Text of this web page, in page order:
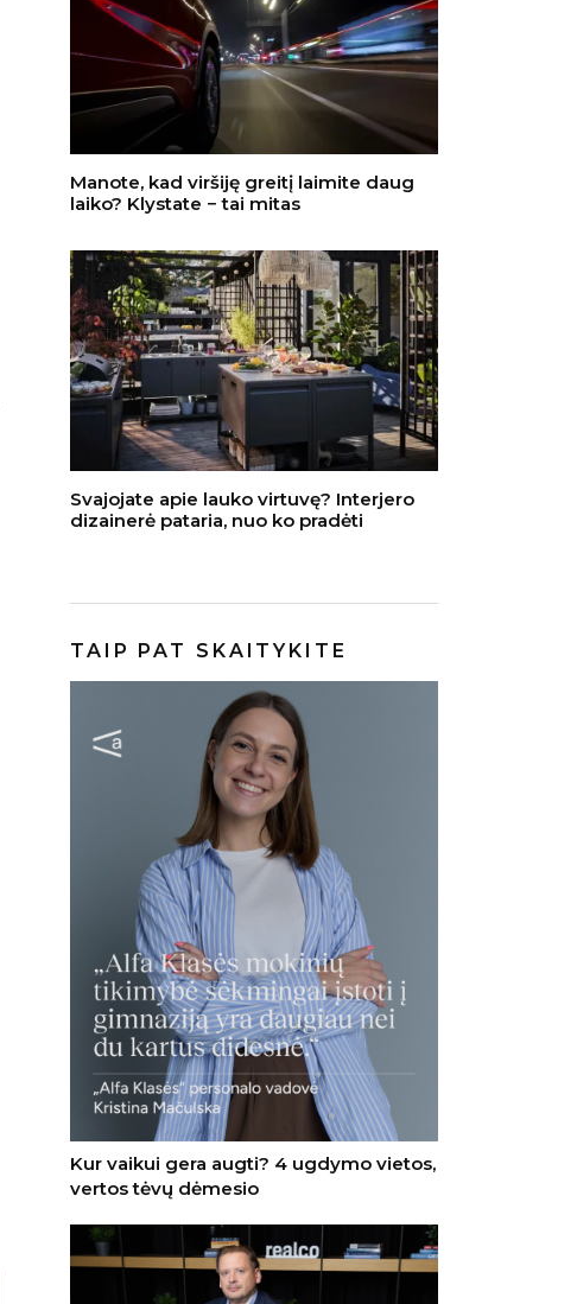
Manote, kad viršiję greitį laimite daug
laiko? Klystate − tai mitas
Svajojate apie lauko virtuvę? Interjero
dizainerė pataria, nuo ko pradėti
TAIP PAT SKAITYKITE
Kur vaikui gera augti? 4 ugdymo vietos,
vertos tėvų dėmesio